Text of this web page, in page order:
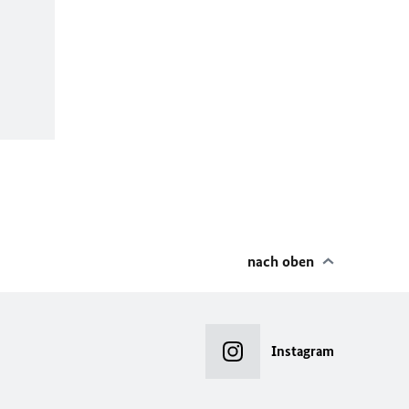
nach oben
Instagram